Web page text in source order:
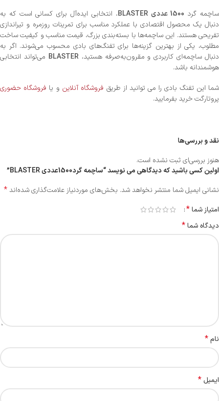
ساچمه گرد 1500 عددی BLASTER
، انتخابی ایده‌آل برای کسانی است که به
دنبال یک محصول اقتصادی با عملکرد مناسب برای تمرینات روزمره و تیراندازی
تفریحی هستند. این ساچمه‌ها با بسته‌بندی بزرگ، قیمت مناسب و کیفیت ساخت
مطلوب، یکی از بهترین گزینه‌ها برای تفنگ‌های بادی محسوب می‌شوند. اگر به
دنبال ساچمه‌ای کاربردی و مقرون‌به‌صرفه هستید،BLASTER می‌تواند انتخابی
هوشمندانه باشد.
شما این تفنگ بادی را می توانید از طریق فروشگاه آنلاین و یا فروشگاه حضوری
پروتارگت خرید بفرمایید.
نقد و بررسی‌ها
هنوز بررسی‌ای ثبت نشده است.
اولین کسی باشید که دیدگاهی می نویسد “ساچمه گرد‌1500عددی BLASTER”
نشانی ایمیل شما منتشر نخواهد شد. بخش‌های موردنیاز علامت‌گذاری شده‌اند*
امتیاز شما*
دیدگاه شما*
نام*
ایمیل *